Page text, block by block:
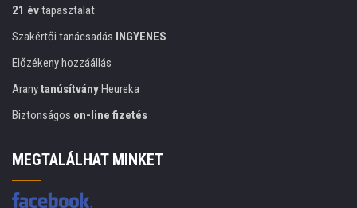
21 évtapasztalat
Szakértői tanácsadás
INGYENES
Előzékeny hozzáállás
Aranytanúsítvány Heureka
Biztonságos on-line fizetés
MEGTALÁLHAT MINKET